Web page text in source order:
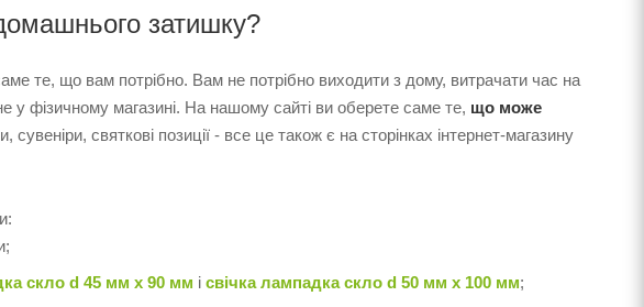
затишку?
те, що вам потрібно. Вам не потрібно виходити з дому, витрачати час на
у фізичному магазині. На нашому сайті ви оберете саме те, що може
сувеніри, святкові позиції - все це також є на сторінках інтернет-магазину
скло d 45 мм х 90 мм і свічка лампадка скло d 50 мм x 100 мм;